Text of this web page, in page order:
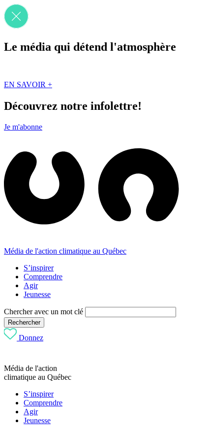
Le média qui détend l'atmosphère
EN SAVOIR +
Découvrez notre infolettre!
Je m'abonne
Média de l'action climatique au Québec
S’inspirer
Comprendre
Agir
Jeunesse
Chercher avec un mot clé
Rechercher
Donnez
Média de l'action
climatique au Québec
S’inspirer
Comprendre
Agir
Jeunesse